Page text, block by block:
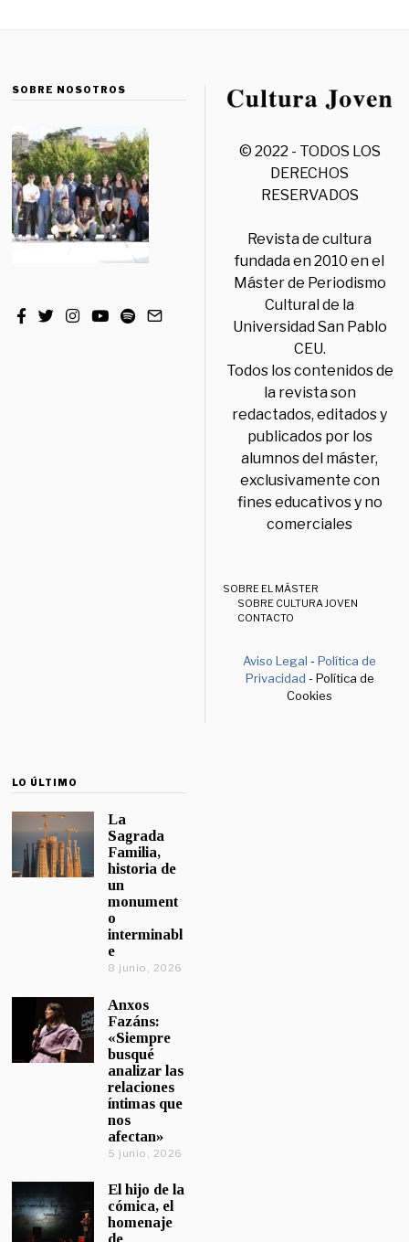
SOBRE NOSOTROS
© 2022 - TODOS LOS
DERECHOS
RESERVADOS
Revista de cultura
fundada en 2010 en el
Máster de Periodismo
Cultural de la
Universidad San Pablo
CEU.
Todos los contenidos de
la revista son
redactados, editados y
publicados por los
alumnos del máster,
exclusivamente con
fines educativos y no
comerciales
SOBRE EL MÁSTER
SOBRE CULTURA JOVEN
CONTACTO
Aviso Legal -Política de
Privacidad - Política de
Cookies
LO ÚLTIMO
La
Sagrada
Familia,
historia de
un
monument
o
interminabl
e
8 junio, 2026
Anxos
Fazáns:
«Siempre
busqué
analizar las
relaciones
íntimas que
nos
afectan»
5 junio, 2026
El hijo de la
cómica, el
homenaje